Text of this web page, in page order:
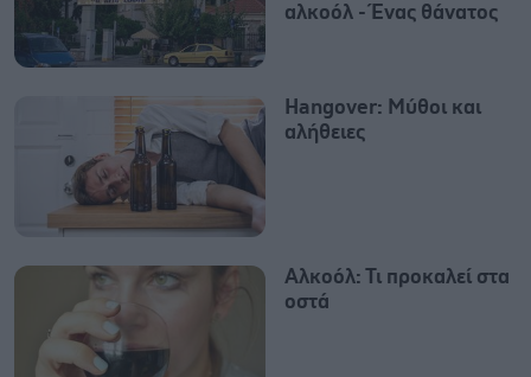
αλκοόλ - Ένας θάνατος
Hangover: Μύθοι και
αλήθειες
Αλκοόλ: Τι προκαλεί στα
οστά